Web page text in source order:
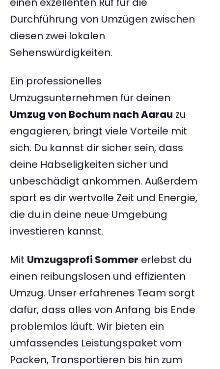
Durchführung von Umzügen zwischen
diesen zwei lokalen
Sehenswürdigkeiten.
Ein professionelles
Umzugsunternehmen für deinen
Umzug von Bochum nach Aarau zu
engagieren, bringt viele Vorteile mit
sich. Du kannst dir sicher sein, dass
deine Habseligkeiten sicher und
unbeschädigt ankommen. Außerdem
spart es dir wertvolle Zeit und Energie,
die du in deine neue Umgebung
investieren kannst.
Mit Umzugsprofi Sommer erlebst du
einen reibungslosen und effizienten
Umzug. Unser erfahrenes Team sorgt
dafür, dass alles von Anfang bis Ende
problemlos läuft. Wir bieten ein
umfassendes Leistungspaket vom
Packen, Transportieren bis hin zum